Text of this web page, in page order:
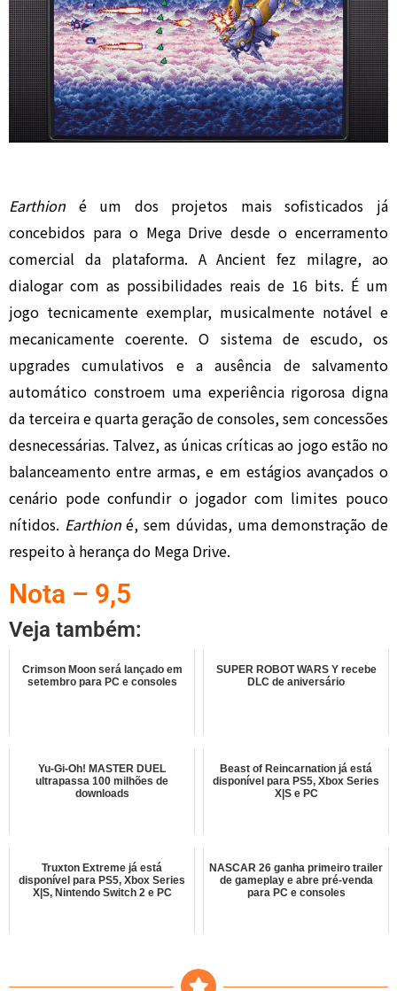
Earthion é um dos projetos mais sofisticados já
concebidos para o Mega Drive desde o encerramento
comercial da plataforma. A Ancient fez milagre, ao
dialogar com as possibilidades reais de 16 bits. É um
jogo tecnicamente exemplar, musicalmente notável e
mecanicamente coerente. O sistema de escudo, os
upgrades cumulativos e a ausência de salvamento
automático constroem uma experiência rigorosa digna
da terceira e quarta geração de consoles, sem concessões
desnecessárias. Talvez, as únicas críticas ao jogo estão no
balanceamento entre armas, e em estágios avançados o
cenário pode confundir o jogador com limites pouco
nítidos. Earthioné, sem dúvidas, uma demonstração de
respeito à herança do Mega Drive.
Nota – 9,5
Veja também:
Crimson Moon será lançado em
setembro para PC e consoles
SUPER ROBOT WARS Y recebe
DLC de aniversário
Yu-Gi-Oh! MASTER DUEL
ultrapassa 100 milhões de
downloads
Beast of Reincarnation já está
disponível para PS5, Xbox Series
X|S e PC
Truxton Extreme já está
disponível para PS5, Xbox Series
X|S, Nintendo Switch 2 e PC
NASCAR 26 ganha primeiro trailer
de gameplay e abre pré-venda
para PC e consoles